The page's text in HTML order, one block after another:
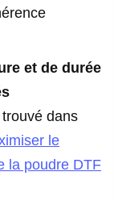
et de durée
dans
le
la poudre DTF